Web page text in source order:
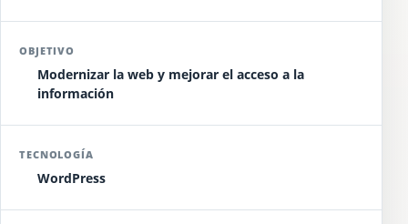
OBJETIVO
Modernizar la web y mejorar el acceso a la
información
TECNOLOGÍA
WordPress